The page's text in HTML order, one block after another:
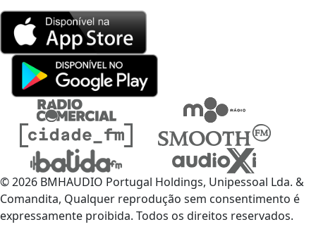
© 2026 BMHAUDIO Portugal Holdings, Unipessoal Lda. &
Comandita, Qualquer reprodução sem consentimento é
expressamente proibida. Todos os direitos reservados.